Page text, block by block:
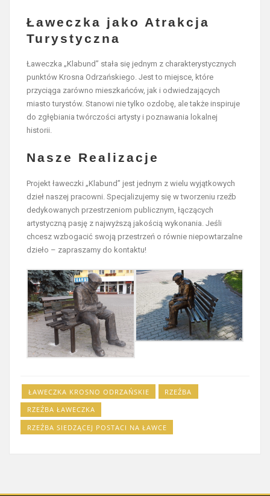
Ławeczka jako Atrakcja
Turystyczna
Ławeczka „Klabund” stała się jednym z charakterystycznych
punktów Krosna Odrzańskiego. Jest to miejsce, które
przyciąga zarówno mieszkańców, jak i odwiedzających
miasto turystów. Stanowi nie tylko ozdobę, ale także inspiruje
do zgłębiania twórczości artysty i poznawania lokalnej
historii.
Nasze Realizacje
Projekt ławeczki „Klabund” jest jednym z wielu wyjątkowych
dzieł naszej pracowni. Specjalizujemy się w tworzeniu rzeźb
dedykowanych przestrzeniom publicznym, łączących
artystyczną pasję z najwyższą jakością wykonania. Jeśli
chcesz wzbogacić swoją przestrzeń o równie niepowtarzalne
dzieło – zapraszamy do kontaktu!
ŁAWECZKA KROSNO ODRZAŃSKIE
RZEŹBA
RZEŹBA ŁAWECZKA
RZEŹBA SIEDZĄCEJ POSTACI NA ŁAWCE